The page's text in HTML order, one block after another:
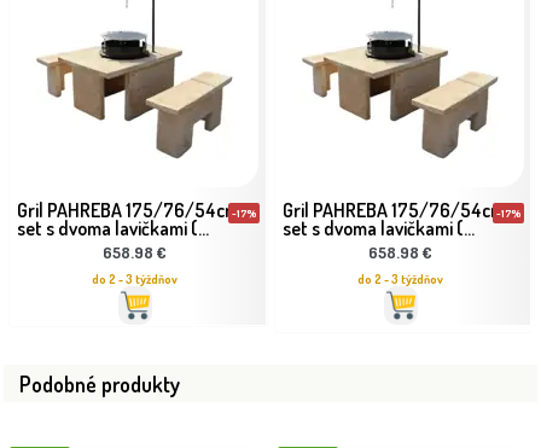
Gril PAHREBA 175/76/54cm
set s dvoma lavičkami (...
-17%
658.98 €
do 2 - 3 týždňov
Gril PAHREBA 175/76/54cm
set s dvoma lavičkami (...
-17%
658.98 €
do 2 - 3 týždňov
Podobné produkty